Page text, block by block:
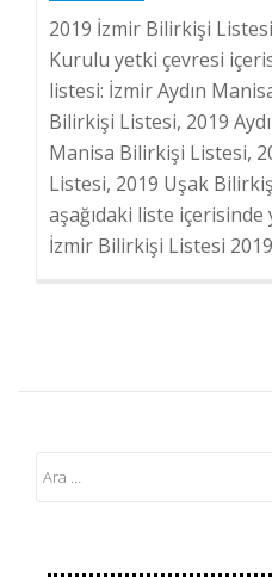
2019 İzmir Bilirkişi
Kurulu yetki çevresi
listesi: İzmir Aydın
Bilirkişi Listesi, 2019
Manisa Bilirkişi Listesi,
Listesi, 2019 Uşak
aşağıdaki liste içerisinde
İzmir Bilirkişi Listesi